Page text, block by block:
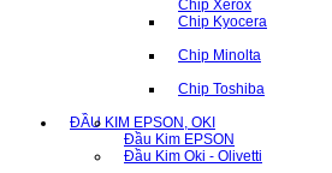
Chip Xerox
Chip Kyocera
Chip Minolta
Chip Toshiba
ĐẦU KIM EPSON, OKI
Đầu Kim EPSON
Đầu Kim Oki - Olivetti